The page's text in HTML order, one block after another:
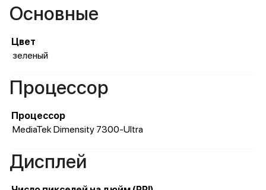
Основные
Цвет
зеленый
Процессор
Процессор
MediaTek Dimensity 7300-Ultra
Дисплей